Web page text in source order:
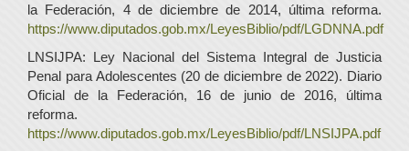
la Federación, 4 de diciembre de 2014, última reforma.
https://www.diputados.gob.mx/LeyesBiblio/pdf/LGDNNA.pdf
LNSIJPA: Ley Nacional del Sistema Integral de Justicia
Penal para Adolescentes (20 de diciembre de 2022). Diario
Oficial de la Federación, 16 de junio de 2016, última
reforma.
https://www.diputados.gob.mx/LeyesBiblio/pdf/LNSIJPA.pdf